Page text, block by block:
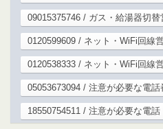
09015375746 / ガス・給湯器切替
0120599609 / ネット・WiFi回線
0120538333 / ネット・WiFi回線
05053673094 / 注意が必要な電話
18550754511 / 注意が必要な電話